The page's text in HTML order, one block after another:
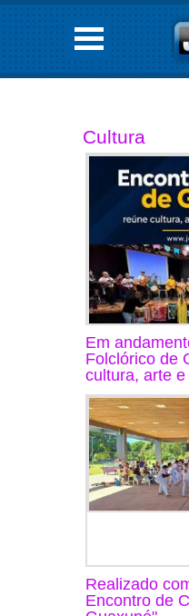
Cultura
Em
Folclórico de
cultura, arte e
Realizado
Encontro de